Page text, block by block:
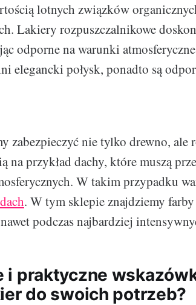
lotnych związków
Lakiery rozpuszczalnikowe
odporne na warunki
elegancki połysk, ponadto są
zabezpieczyć nie tylko drewno, ale
na przykład dachy, które muszą
W takim przypadku
. W tym sklepie znajdziemy farby
podczas najbardziej
i praktyczne
do swoich potrzeb?